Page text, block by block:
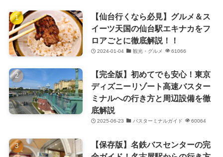
【仙台行くなら必見】グルメ＆ス
イーツ天国の仙台駅エキナカをフ
ロアごとに徹底解説！！
2024-01-04 観光・グルメ 61066
【完全版】初めてでも安心！東京
ディズニーリゾート高速バスター
ミナルへの行き方と周辺設備を徹
底解説
2025-06-23 バスターミナルガイド 60064
【保存版】名鉄バスセンターの完